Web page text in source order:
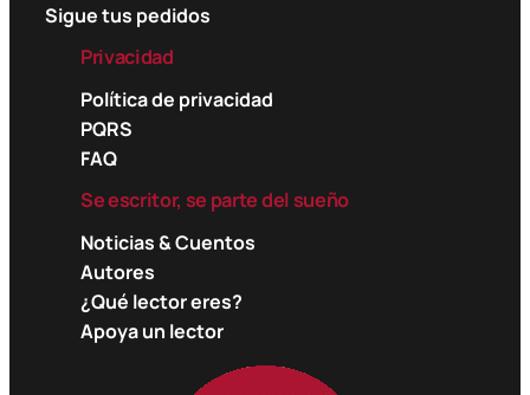
Sigue tus pedidos
Privacidad
Política de privacidad
PQRS
FAQ
Se escritor, se parte del sueño
Noticias & Cuentos
Autores
¿Qué lector eres?
Apoya un lector